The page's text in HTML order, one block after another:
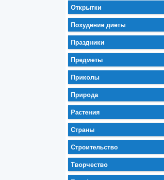
Открытки
Похудение диеты
Праздники
Предметы
Приколы
Природа
Растения
Страны
Строительство
Творчество